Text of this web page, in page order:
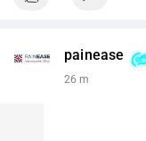
painease
26 m